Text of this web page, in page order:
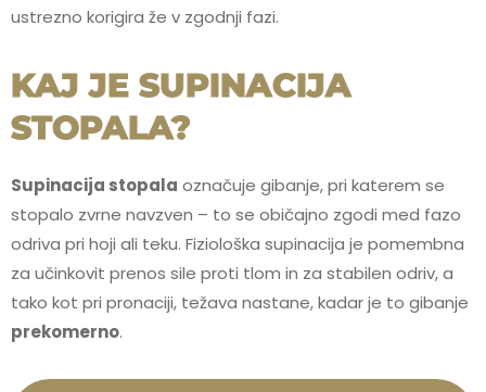
ustrezno korigira že v zgodnji fazi.
KAJ JE SUPINACIJA
STOPALA?
Supinacija stopala označuje gibanje, pri katerem se
stopalo zvrne navzven – to se običajno zgodi med fazo
odriva pri hoji ali teku. Fiziološka supinacija je pomembna
za učinkovit prenos sile proti tlom in za stabilen odriv, a
tako kot pri pronaciji, težava nastane, kadar je to gibanje
prekomerno.